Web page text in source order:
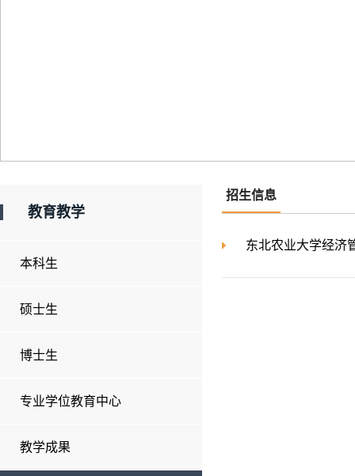
教育教学
本科生
硕士生
博士生
专业学位教育中心
教学成果
招生信息
东北农业大学经济